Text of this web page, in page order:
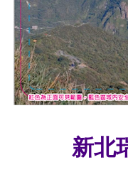
新北